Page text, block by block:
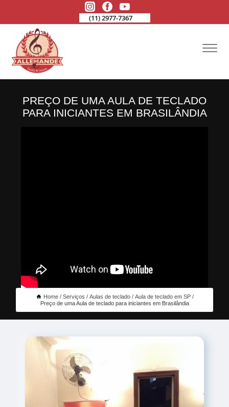
(11) 2977-7367
PREÇO DE UMA AULA DE TECLADO
PARA INICIANTES EM BRASILÂNDIA
Home Serviços Aulas de teclado
Aula de teclado em SP
Preço de uma Aula de teclado para iniciantes em Brasilândia